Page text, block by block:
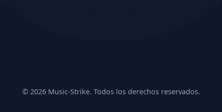
© 2026 Music-Strike. Todos los derechos reservados.